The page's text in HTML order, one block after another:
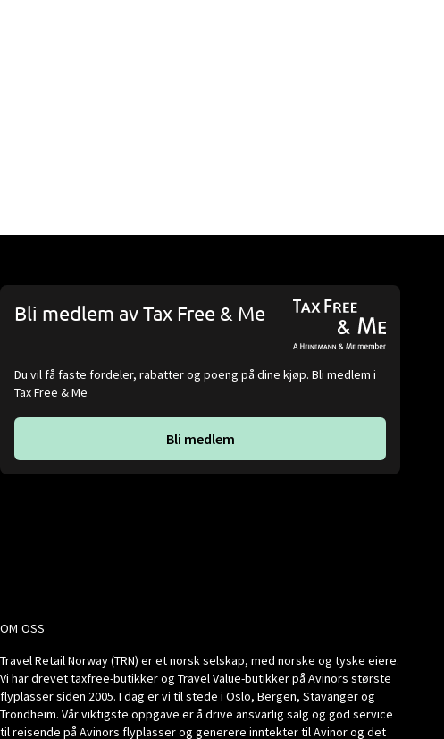
Bli medlem av Tax Free & Me
Du vil få faste fordeler, rabatter og poeng på dine kjøp. Bli medlem i
Tax Free & Me
Bli medlem
OM OSS
Travel Retail Norway (TRN) er et norsk selskap, med norske og tyske eiere.
Vi har drevet taxfree-butikker og Travel Value-butikker på Avinors største
flyplasser siden 2005. I dag er vi til stede i Oslo, Bergen, Stavanger og
Trondheim. Vår viktigste oppgave er å drive ansvarlig salg og god service
til reisende på Avinors flyplasser og generere inntekter til Avinor og det